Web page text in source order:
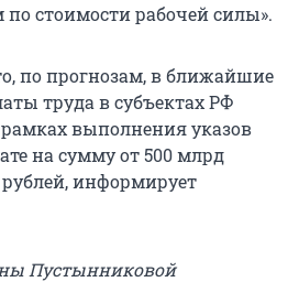
стоимости рабочей силы».
по прогнозам, в ближайшие
труда в субъектах РФ
выполнения указов
на сумму от 500 млрд
информирует
Пустынниковой